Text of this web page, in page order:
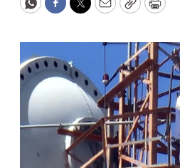
WhatsApp
Facebook
Twitter
EmailCopyPrint